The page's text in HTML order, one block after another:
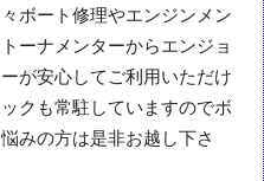
ボート修理やエンジンメン
ーナメンターからエンジョ
が安心してご利用いただけ
クも常駐していますのでボ
みの方は是非お越し下さ